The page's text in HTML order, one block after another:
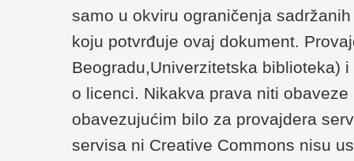
samo u okviru ograničenja
koju potvrđuje ovaj dokument.
Beogradu,Univerzitetska biblioteka)
o licenci. Nikakva prava niti
obavezujućim bilo za provajdera
servisa ni Creative Commons nisu